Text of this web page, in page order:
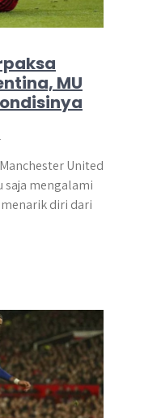
MU
United
saja mengalami
diri dari